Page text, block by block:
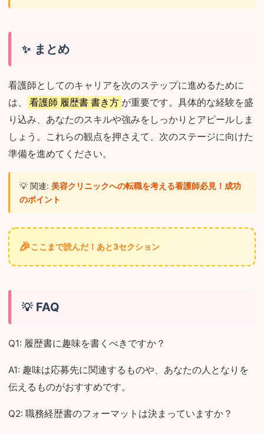
まとめ
看護師としてのキャリアを次のステップに進めるために
は、
看護師 履歴書 書き方 が重要です。具体的な経験を盛
り込み、あなたのスキルや強みをしっかりとアピールしま
しょう。これらの観点を押さえて、次のステージに向けた
準備を進めてください。
💡 関連: 美容クリニックへの転職を考える看護師必見！成功
のポイント
🎉ここまで読んだ！あと3セクション
FAQ
Q1: 履歴書に趣味を書くべきですか？
A1: 趣味は応募先に関連するものや、あなたの人となりを
伝えるものがおすすめです。
Q2: 職務経歴書のフォーマットは決まっていますか？